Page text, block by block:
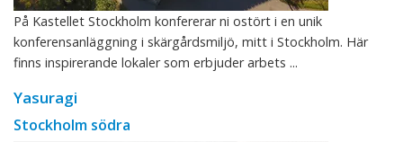
På Kastellet Stockholm konfererar ni ostört i en unik
konferensanläggning i skärgårdsmiljö, mitt i Stockholm. Här
finns inspirerande lokaler som erbjuder arbets ...
Yasuragi
Stockholm södra